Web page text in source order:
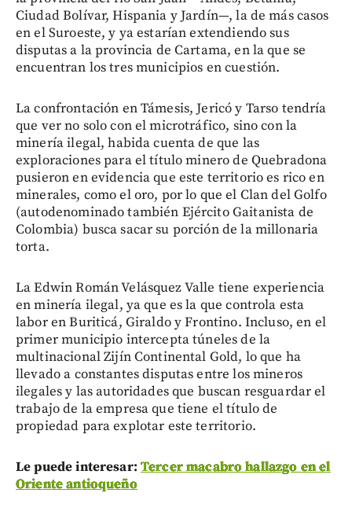
Ciudad Bolívar, Hispania y Jardín—, la de más casos
en el Suroeste, y ya estarían extendiendo sus
disputas a la provincia de Cartama, en la que se
encuentran los tres municipios en cuestión.
La confrontación en Támesis, Jericó y Tarso tendría
que ver no solo con el microtráfico, sino con la
minería ilegal, habida cuenta de que las
exploraciones para el título minero de Quebradona
pusieron en evidencia que este territorio es rico en
minerales, como el oro, por lo que el Clan del Golfo
(autodenominado también Ejército Gaitanista de
Colombia) busca sacar su porción de la millonaria
torta.
La Edwin Román Velásquez Valle tiene experiencia
en minería ilegal, ya que es la que controla esta
labor en Buriticá, Giraldo y Frontino. Incluso, en el
primer municipio intercepta túneles de la
multinacional Zijín Continental Gold, lo que ha
llevado a constantes disputas entre los mineros
ilegales y las autoridades que buscan resguardar el
trabajo de la empresa que tiene el título de
propiedad para explotar este territorio.
Le puede interesar: Tercer macabro hallazgo en el
Oriente antioqueño